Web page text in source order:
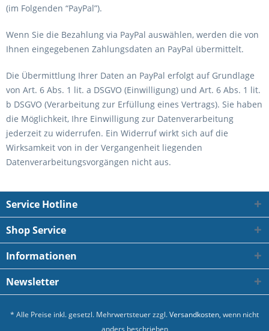
(im Folgenden “PayPal”).
Wenn Sie die Bezahlung via PayPal auswählen, werden die von
Ihnen eingegebenen Zahlungsdaten an PayPal übermittelt.
Die Übermittlung Ihrer Daten an PayPal erfolgt auf Grundlage
von Art. 6 Abs. 1 lit. a DSGVO (Einwilligung) und Art. 6 Abs. 1 lit.
b DSGVO (Verarbeitung zur Erfüllung eines Vertrags). Sie haben
die Möglichkeit, Ihre Einwilligung zur Datenverarbeitung
jederzeit zu widerrufen. Ein Widerruf wirkt sich auf die
Wirksamkeit von in der Vergangenheit liegenden
Datenverarbeitungsvorgängen nicht aus.
Service Hotline
Shop Service
Informationen
Newsletter
* Alle Preise inkl. gesetzl. Mehrwertsteuer zzgl.Versandkosten, wenn nicht